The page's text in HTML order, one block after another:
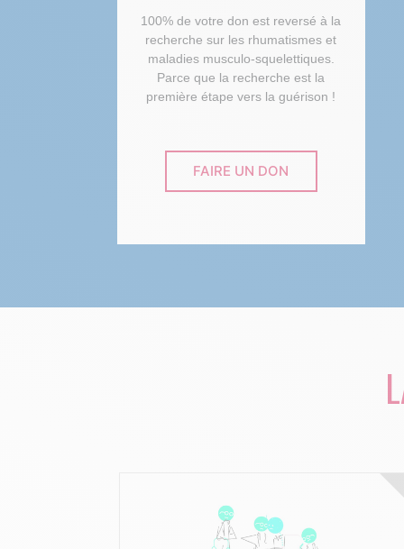
100% de votre don est reversé à la
recherche sur les rhumatismes et
maladies musculo-squelettiques.
Parce que la recherche est la
première étape vers la guérison !
FAIRE UN DON